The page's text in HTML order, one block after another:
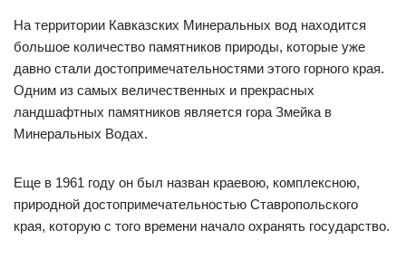
На территории Кавказских Минеральных вод находится
большое количество памятников природы, которые уже
давно стали достопримечательностями этого горного края.
Одним из самых величественных и прекрасных
ландшафтных памятников является гора Змейка в
Минеральных Водах.
Еще в 1961 году он был назван краевою, комплексною,
природной достопримечательностью Ставропольского
края, которую с того времени начало охранять государство.